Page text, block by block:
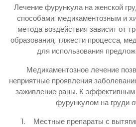
Лечение фурункула на женской
способами: медикаментозным и
метода воздействия зависит от
образования, тяжести процесса,
для использования
Медикаментозное лечение
неприятные проявления
заживление раны. К
фурункулом на груди
Местные препараты с